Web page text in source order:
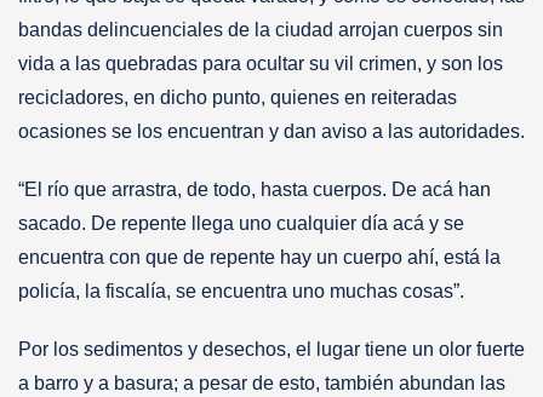
bandas delincuenciales de la ciudad arrojan cuerpos sin
vida a las quebradas para ocultar su vil crimen, y son los
recicladores, en dicho punto, quienes en reiteradas
ocasiones se los encuentran y dan aviso a las autoridades.
“El río que arrastra, de todo, hasta cuerpos. De acá han
sacado. De repente llega uno cualquier día acá y se
encuentra con que de repente hay un cuerpo ahí, está la
policía, la fiscalía, se encuentra uno muchas cosas”.
Por los sedimentos y desechos, el lugar tiene un olor fuerte
a barro y a basura; a pesar de esto, también abundan las